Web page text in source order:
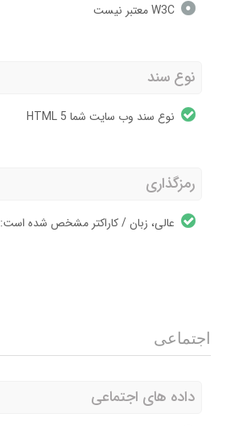
W3C معتبر نیست
نوع سند
نوع سند وب سایت شما HTML 5
رمزگذاری
عالی، زبان / کاراکتر مشخص شده است: UTF-8
اجتماعی
داده های اجتماعی